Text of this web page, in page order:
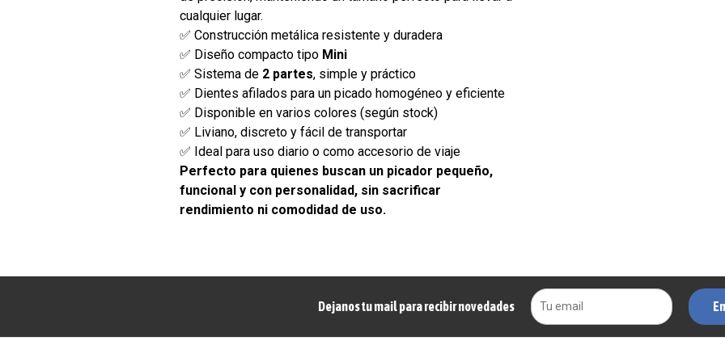
cualquier lugar.
✅ Construcción metálica resistente y duradera
✅ Diseño compacto tipo Mini
✅ Sistema de 2 partes, simple y práctico
✅ Dientes afilados para un picado homogéneo y eficiente
✅ Disponible en varios colores (según stock)
✅ Liviano, discreto y fácil de transportar
✅ Ideal para uso diario o como accesorio de viaje
Perfecto para quienes buscan un picador pequeño,
funcional y con personalidad, sin sacrificar
rendimiento ni comodidad de uso.
Dejanos tu mail para recibir novedades